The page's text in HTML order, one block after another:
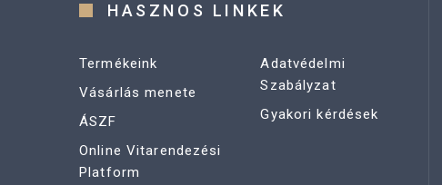
HASZNOS LINKEK
Termékeink
Vásárlás menete
ÁSZF
Online Vitarendezési
Platform
Adatvédelmi
Szabályzat
Gyakori kérdések